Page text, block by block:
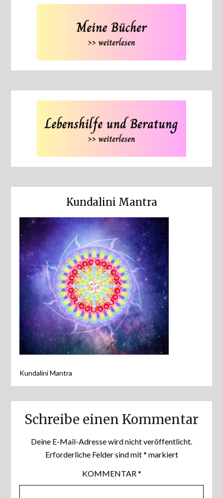
Kundalini Mantra
Kundalini Mantra
Schreibe einen Kommentar
Deine E-Mail-Adresse wird nicht veröffentlicht.
Erforderliche Felder sind mit* markiert
KOMMENTAR*